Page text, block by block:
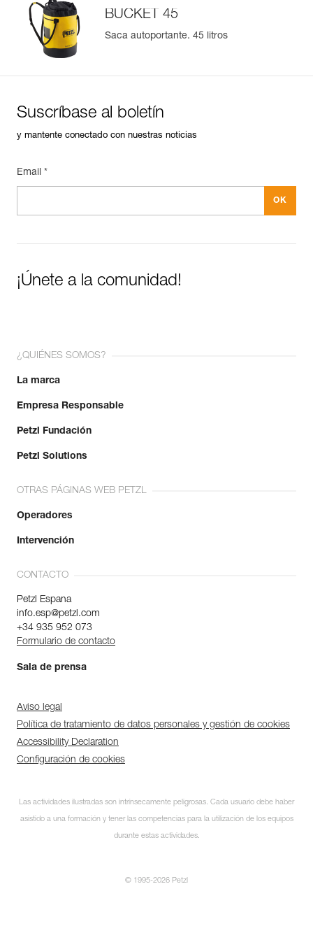
BUCKET 45
Saca autoportante. 45 litros
Suscríbase al boletín
y mantente conectado con nuestras noticias
Email *
¡Únete a la comunidad!
¿QUIÉNES SOMOS?
La marca
Empresa Responsable
Petzl Fundación
Petzl Solutions
OTRAS PÁGINAS WEB PETZL
Operadores
Intervención
CONTACTO
Petzl Espana
info.esp@petzl.com
+34 935 952 073
Formulario de contacto
Sala de prensa
Aviso legal
Política de tratamiento de datos personales y gestión de cookies
Accessibility Declaration
Configuración de cookies
Las actividades ilustradas son intrínsecamente peligrosas. Cada usuario debe haber
asistido a una formación y tener las competencias para la utilización de los equipos
durante estas actividades.
© 1995-2026 Petzl